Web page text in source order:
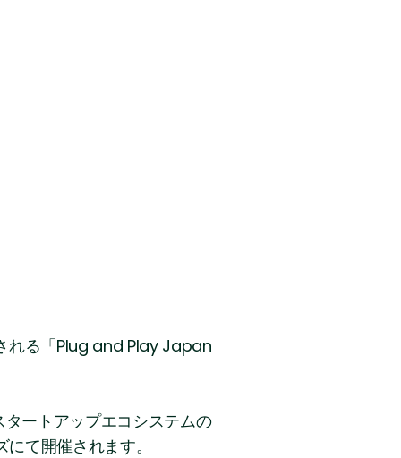
れる「Plug and Play Japan
ートアップエコシステムの
て開催されます。